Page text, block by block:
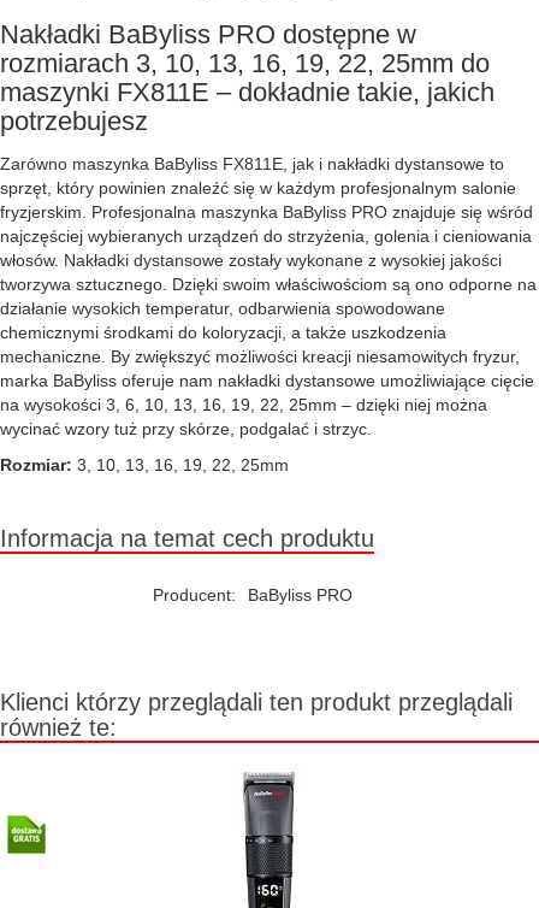
Nakładki BaByliss PRO dostępne w
rozmiarach 3, 10, 13, 16, 19, 22, 25mm do
maszynki FX811E – dokładnie takie, jakich
potrzebujesz
Zarówno maszynka BaByliss FX811E, jak i nakładki dystansowe to
sprzęt, który powinien znaleźć się w każdym profesjonalnym salonie
fryzjerskim. Profesjonalna maszynka BaByliss PRO znajduje się wśród
najczęściej wybieranych urządzeń do strzyżenia, golenia i cieniowania
włosów. Nakładki dystansowe zostały wykonane z wysokiej jakości
tworzywa sztucznego. Dzięki swoim właściwościom są ono odporne na
działanie wysokich temperatur, odbarwienia spowodowane
chemicznymi środkami do koloryzacji, a także uszkodzenia
mechaniczne. By zwiększyć możliwości kreacji niesamowitych fryzur,
marka BaByliss oferuje nam nakładki dystansowe umożliwiające cięcie
na wysokości 3, 6, 10, 13, 16, 19, 22, 25mm – dzięki niej można
wycinać wzory tuż przy skórze, podgalać i strzyc.
Rozmiar: 3, 10, 13, 16, 19, 22, 25mm
Informacja na temat cech produktu
Producent: BaByliss PRO
Klienci którzy przeglądali ten produkt przeglądali
również te: